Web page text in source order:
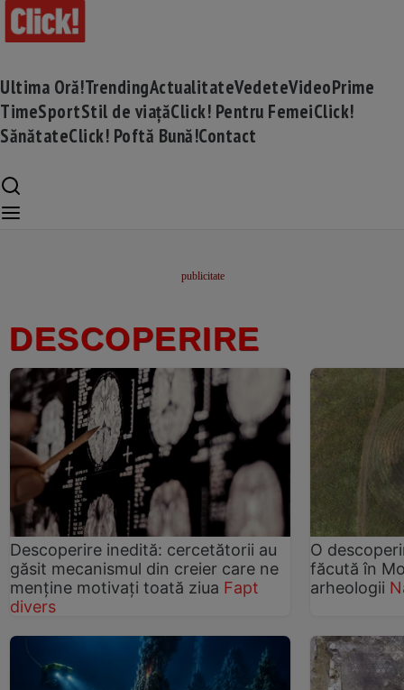
Ultima Oră!TrendingActualitateVedeteVideoPrime
TimeSportStil de viațăClick! Pentru FemeiClick!
SănătateClick! Poftă Bună!Contact
DESCOPERIRE
Descoperire inedită: cercetătorii au
găsit mecanismul din creier care ne
menține motivați toată ziua Fapt
divers
O
făcută în
arheologii